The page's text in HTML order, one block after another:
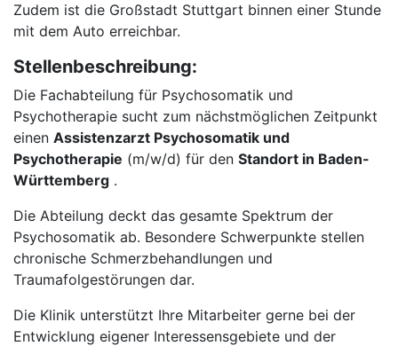
Zudem ist die Großstadt Stuttgart binnen einer Stunde
mit dem Auto erreichbar.
Stellenbeschreibung:
Die Fachabteilung für Psychosomatik und
Psychotherapie sucht zum nächstmöglichen Zeitpunkt
einen Assistenzarzt Psychosomatik und
Psychotherapie (m/w/d) für den Standort in Baden-
Württemberg .
Die Abteilung deckt das gesamte Spektrum der
Psychosomatik ab. Besondere Schwerpunkte stellen
chronische Schmerzbehandlungen und
Traumafolgestörungen dar.
Die Klinik unterstützt Ihre Mitarbeiter gerne bei der
Entwicklung eigener Interessensgebiete und der